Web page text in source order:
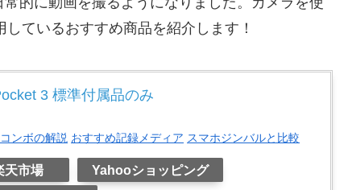
ているおすすめ商品を紹介します！
3 標準付属品のみ
ンボの解説 おすすめ記録メディア スマホジンバルと比較
天市場
Yahooショッピング